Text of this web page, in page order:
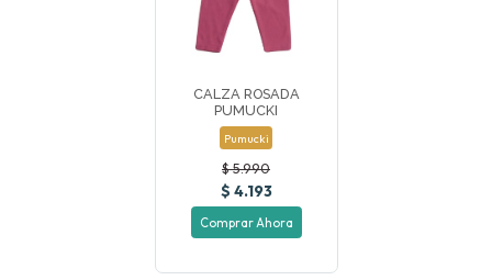
CALZA ROSADA
PUMUCKI
Pumucki
$ 5.990
$ 4.193
Comprar Ahora